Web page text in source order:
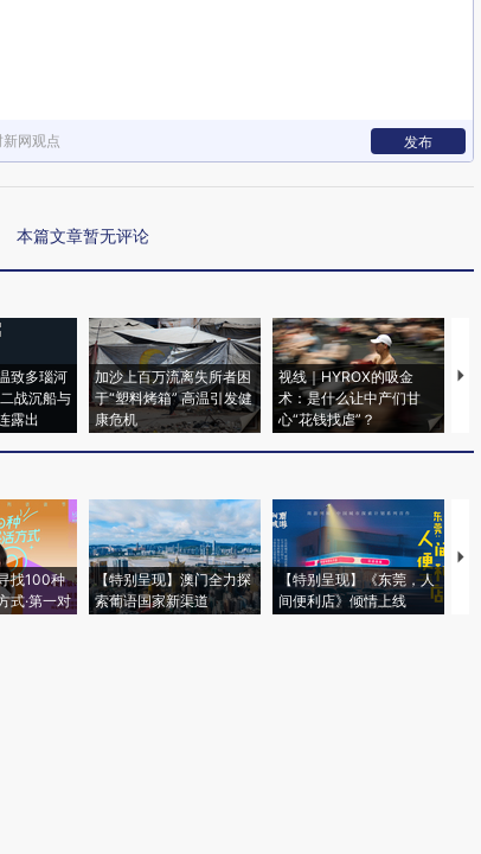
网观点 发布
本篇文章暂无评论
致多瑙河
战沉船与
露出
加沙上百万流离失所者困
于“塑料烤箱” 高温引发健
康危机
视线｜HYROX的吸金
术：是什么让中产们甘
心“花钱找虐”？
马
找100种
式·第一对
【特别呈现】澳门全力探
索葡语国家新渠道
【特别呈现】《东莞，人
间便利店》倾情上线
【